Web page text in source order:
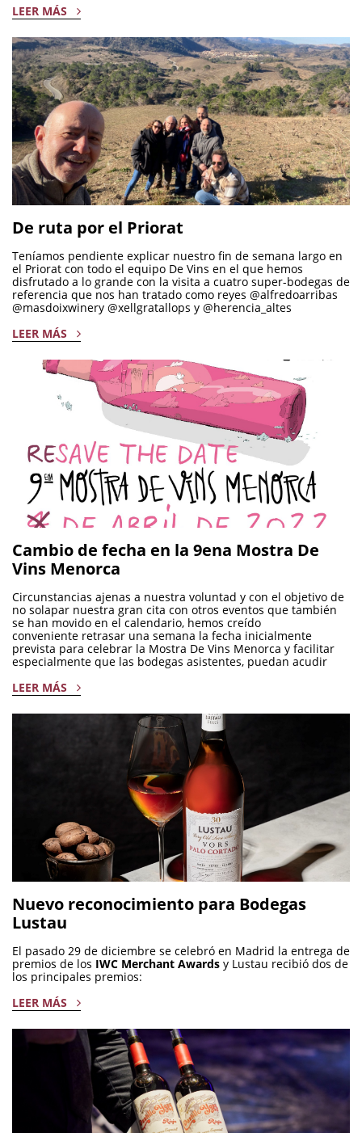
LEER MÁS
De ruta por el Priorat
Teníamos pendiente explicar nuestro fin de semana largo en
el Priorat con todo el equipo De Vins en el que hemos
disfrutado a lo grande con la visita a cuatro super-bodegas de
referencia que nos han tratado como reyes @alfredoarribas
@masdoixwinery @xellgratallops y @herencia_altes
LEER MÁS
Cambio de fecha en la 9ena Mostra De
Vins Menorca
Circunstancias ajenas a nuestra voluntad y con el objetivo de
no solapar nuestra gran cita con otros eventos que también
se han movido en el calendario, hemos creído
conveniente retrasar una semana la fecha inicialmente
prevista para celebrar la Mostra De Vins Menorca y facilitar
especialmente que las bodegas asistentes, puedan acudir
LEER MÁS
Nuevo reconocimiento para Bodegas
Lustau
El pasado 29 de diciembre se celebró en Madrid la entrega de
premios de los IWC Merchant Awards y Lustau recibió dos de
los principales premios:
LEER MÁS